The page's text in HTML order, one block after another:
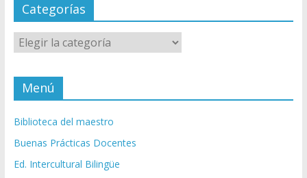
Categorías
Categorías
Menú
Biblioteca del maestro
Buenas Prácticas Docentes
Ed. Intercultural Bilingüe